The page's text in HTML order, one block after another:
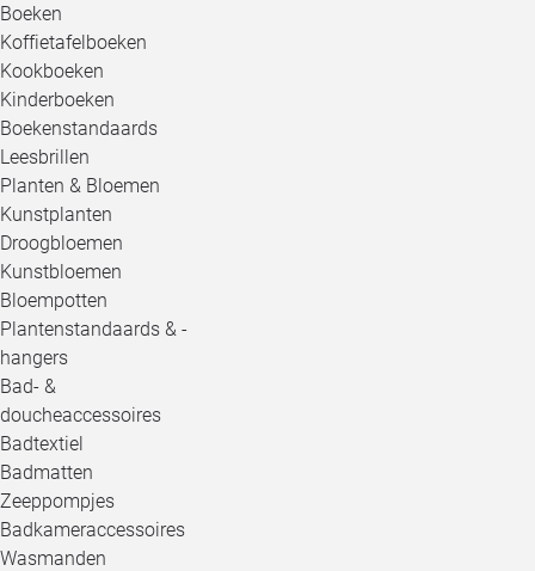
Boeken
Koffietafelboeken
Kookboeken
Kinderboeken
Boekenstandaards
Leesbrillen
Planten & Bloemen
Kunstplanten
Droogbloemen
Kunstbloemen
Bloempotten
Plantenstandaards & -
hangers
Bad- &
doucheaccessoires
Badtextiel
Badmatten
Zeeppompjes
Badkameraccessoires
Wasmanden